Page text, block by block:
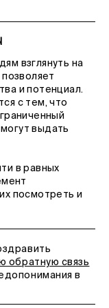
взглянуть на
и потенциал.
с тем, что
выдать
в равных
посмотреть и
обратную связь
в